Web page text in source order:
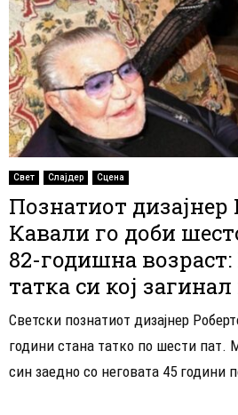
Свет Слајдер Сцена
Познатиот дизајнер
Кавали го доби
82-годишна
татка си кој
Светски познатиот дизајнер
години стана татко по шести пат.
син заедно со неговата 45 години